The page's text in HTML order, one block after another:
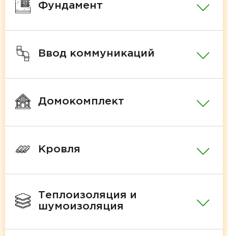
Фундамент
Ввод коммуникаций
Домокомплект
Кровля
Теплоизоляция и
шумоизоляция